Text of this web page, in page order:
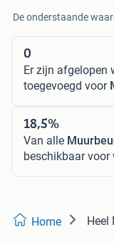
De onderstaande
0
Er zijn afgelopen
toegevoegd voor
18,5%
Van alle
beschikbaar voor
Home Heel